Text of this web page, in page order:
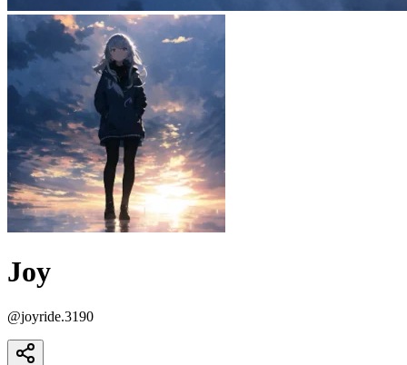
Joy
@joyride.3190